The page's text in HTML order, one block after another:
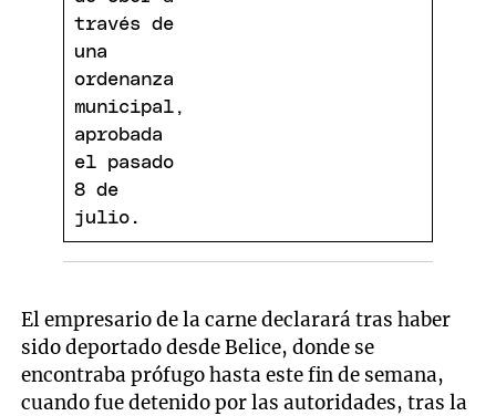
El empresario de la carne declarará tras haber
sido deportado desde Belice, donde se
encontraba prófugo hasta este fin de semana,
cuando fue detenido por las autoridades, tras la